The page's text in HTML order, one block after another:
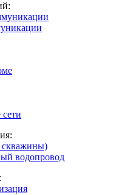
скважины)
водопровод